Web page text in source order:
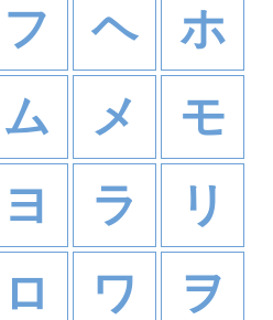
フ ヘ
ホ
ム メ
モ
ヨ ラ
リ
ロ ワ
ヲ